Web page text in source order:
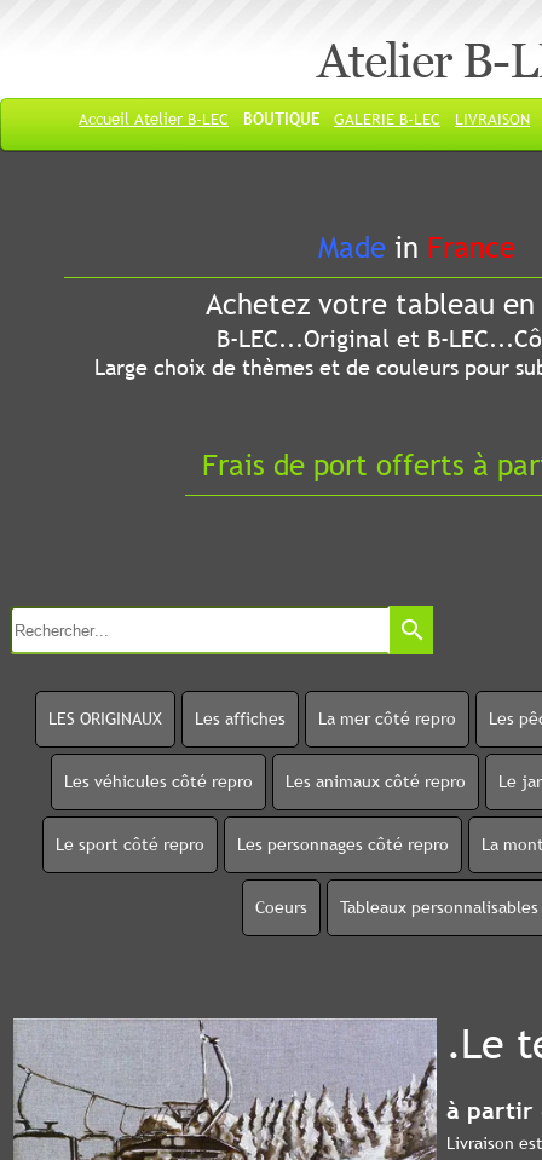
Atelier B-
Accueil Atelier B-LEC BOUTIQUE GALERIE B-LEC LIVRAISON
Made in France
Achetez votre tableau
B-LEC...Original et B-
Large choix de thèmes et de couleurs pour
Frais de port offerts à
search
LES ORIGINAUX Les affiches La mer côté repro Les
Les véhicules côté repro Les animaux côté repro Le
Le sport côté repro Les personnages côté repro La
Coeurs Tableaux personnalisables
.Le
à partir
Livraison